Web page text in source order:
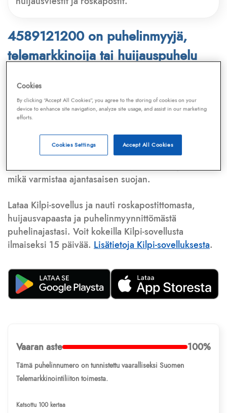
4589121200 on puhelinmyyjä,
telemarkkinoija tai huijauspuhelu
Puhelinnumero
Telemarkkinointiliiton jaKilpi-sovelluksen
tietokannasta, joka kattaa satoja tuhansia
Lisäksi tunnistamme automaattisesti, jos kyseessä on
puhelinhuijarin numero, sähköpostiosoitetai
huijausviesti. Tietokantaamme päivitetään jatkuvasti,
mikä varmistaa ajantasaisen suojan.
Lataa Kilpi-sovellus ja nauti roskapostittomasta,
huijausvapaasta ja puhelinmyynnittömästä
puhelinajastasi. Voit kokeilla Kilpi-sovellusta
ilmaiseksi 15 päivää. Lisätietoja Kilpi-sovelluksesta.
Vaaran aste 100%
Tämä puhelinnumero on tunnistettu vaaralliseksi Suomen
Telemarkkinointiliiton toimesta.
Katsottu 100 kertaa
Cookies
By clicking “Accept All Cookies”, you agree to the storing of cookies on your
device to enhance site navigation, analyze site usage, and assist in our marketing
efforts.
Accept All Cookies
Cookies Settings